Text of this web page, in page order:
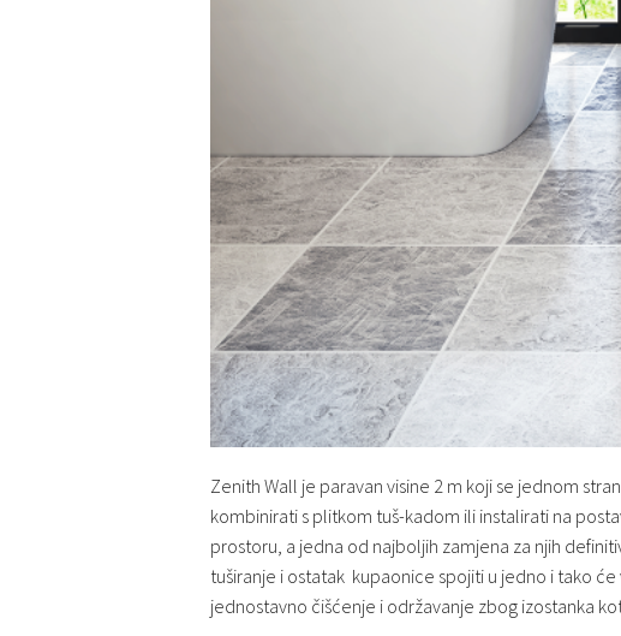
Zenith Wall je paravan visine 2 m koji se jednom
kombinirati s plitkom tuš-kadom ili instalirati na
prostoru, a jedna od najboljih zamjena za njih
tuširanje i ostatak kupaonice spojiti u jedno i tako
jednostavno čišćenje i održavanje zbog izostanka